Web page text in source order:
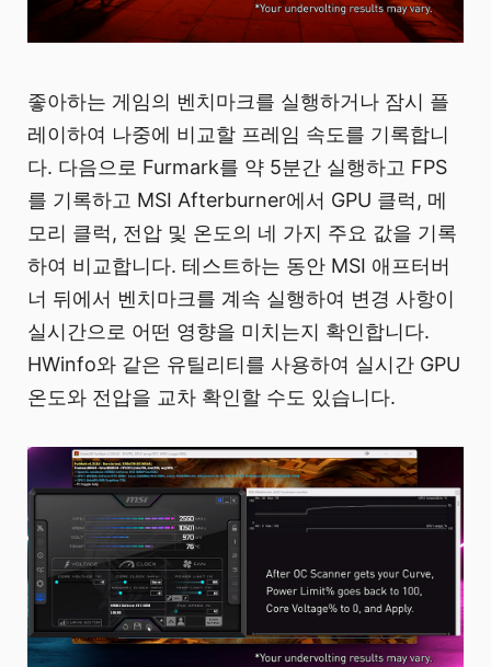
좋아하는 게임의 벤치마크를 실행하거나 잠시 플
레이하여 나중에 비교할 프레임 속도를 기록합니
다. 다음으로 Furmark를 약 5분간 실행하고 FPS
를 기록하고 MSI Afterburner에서 GPU 클럭, 메
모리 클럭, 전압 및 온도의 네 가지 주요 값을 기록
하여 비교합니다. 테스트하는 동안 MSI 애프터버
너 뒤에서 벤치마크를 계속 실행하여 변경 사항이
실시간으로 어떤 영향을 미치는지 확인합니다.
HWinfo와 같은 유틸리티를 사용하여 실시간 GPU
온도와 전압을 교차 확인할 수도 있습니다.